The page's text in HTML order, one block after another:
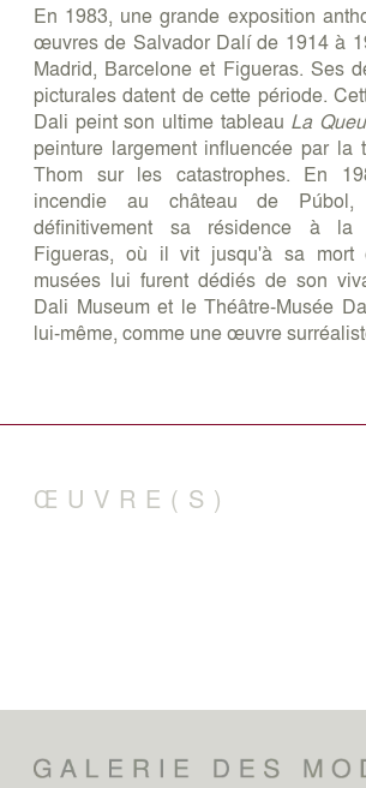
En 1983, une grande exposition
œuvres de Salvador Dalí de 1914 à
Madrid, Barcelone et Figueras. Ses
picturales datent de cette période.
Dali peint son ultime tableau La
peinture largement influencée par la
Thom sur les catastrophes. En
incendie au château de Púbol,
définitivement sa résidence à la
Figueras, où il vit jusqu'à sa mort
musées lui furent dédiés de son
Dali Museum et le Théâtre-Musée
lui-même, comme une œuvre
ŒUVRE(S)